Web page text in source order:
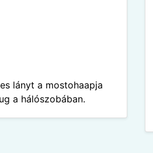
lányt a mostohaapja
a hálószobában.